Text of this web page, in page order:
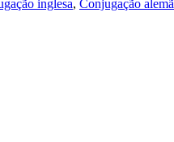
inglesa, Conjugação alemã